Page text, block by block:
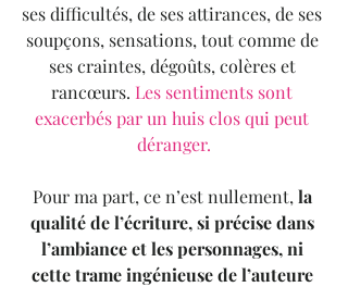
ses difficultés, de ses attirances, de ses
soupçons, sensations, tout comme de
ses craintes, dégoûts, colères et
rancœurs. Les sentiments sont
exacerbés par un huis clos qui peut
déranger.
Pour ma part, ce n’est nullement, la
qualité de l’écriture, si précise dans
l’ambiance et les personnages, ni
cette trame ingénieuse de l’auteure